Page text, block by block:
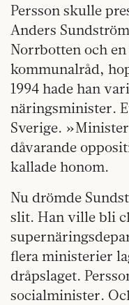
Persson skulle
Anders
Norrbotten och
kommunalråd,
1994 hade han
näringsminister.
Sverige.
dåvarande
kallade honom.
Nu drömde
slit. Han ville bli
flera ministerier
dråpslaget.
socialminister.